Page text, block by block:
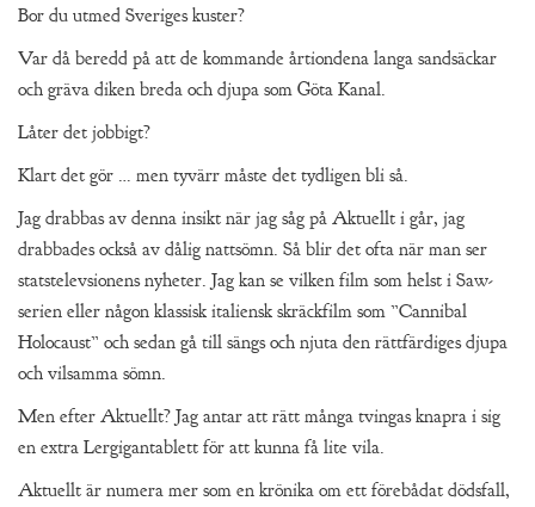
Bor du utmed Sveriges kuster?
Var då beredd på att de kommande årtiondena langa sandsäckar
och gräva diken breda och djupa som Göta Kanal.
Låter det jobbigt?
Klart det gör … men tyvärr måste det tydligen bli så.
Jag drabbas av denna insikt när jag såg på Aktuellt i går, jag
drabbades också av dålig nattsömn. Så blir det ofta när man ser
statstelevsionens nyheter. Jag kan se vilken film som helst i Saw-
serien eller någon klassisk italiensk skräckfilm som ”Cannibal
Holocaust” och sedan gå till sängs och njuta den rättfärdiges djupa
och vilsamma sömn.
Men efter Aktuellt? Jag antar att rätt många tvingas knapra i sig
en extra Lergigantablett för att kunna få lite vila.
Aktuellt är numera mer som en krönika om ett förebådat dödsfall,